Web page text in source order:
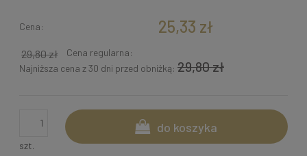
Cena: 25,33 zł
Cena regularna:
29,80 zł
Najniższa cena z 30 dni przed obniżką: 29,80 zł
szt.
do koszyka